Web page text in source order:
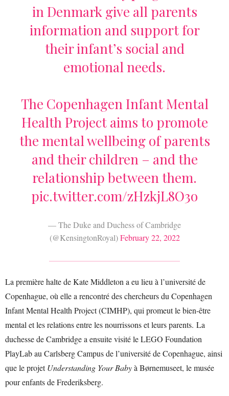
in Denmark give all parents
information and support for
their infant’s social and
emotional needs.
The Copenhagen Infant Mental
Health Project aims to promote
the mental wellbeing of parents
and their children – and the
relationship between them.
pic.twitter.com/zHzkjL8O3o
— The Duke and Duchess of Cambridge
(@KensingtonRoyal)February 22, 2022
La première halte de Kate Middleton a eu lieu à l’université de
Copenhague, où elle a rencontré des chercheurs du Copenhagen
Infant Mental Health Project (CIMHP), qui promeut le bien-être
mental et les relations entre les nourrissons et leurs parents. La
duchesse de Cambridge a ensuite visité le LEGO Foundation
PlayLab au Carlsberg Campus de l’université de Copenhague, ainsi
que le projetUnderstanding Your Babyà Børnemuseet, le musée
pour enfants de Frederiksberg.